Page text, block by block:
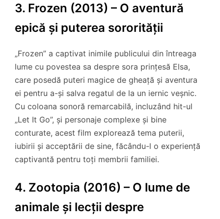
3. Frozen (2013) – O aventură
epică și puterea sororității
„Frozen” a captivat inimile publicului din întreaga
lume cu povestea sa despre sora prințesă Elsa,
care posedă puteri magice de gheață și aventura
ei pentru a-și salva regatul de la un iernic veșnic.
Cu coloana sonoră remarcabilă, incluzând hit-ul
„Let It Go”, și personaje complexe și bine
conturate, acest film explorează tema puterii,
iubirii și acceptării de sine, făcându-l o experiență
captivantă pentru toți membrii familiei.
4. Zootopia (2016) – O lume de
animale și lecții despre